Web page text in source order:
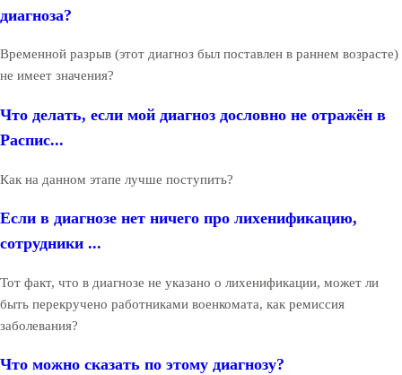
диагноза?
Временной разрыв (этот диагноз был поставлен в раннем возрасте)
не имеет значения?
Что делать, если мой диагноз дословно не отражён в
Распис...
Как на данном этапе лучше поступить?
Если в диагнозе нет ничего про лихенификацию,
сотрудники ...
Тот факт, что в диагнозе не указано о лихенификации, может ли
быть перекручено работниками военкомата, как ремиссия
заболевания?
Что можно сказать по этому диагнозу?